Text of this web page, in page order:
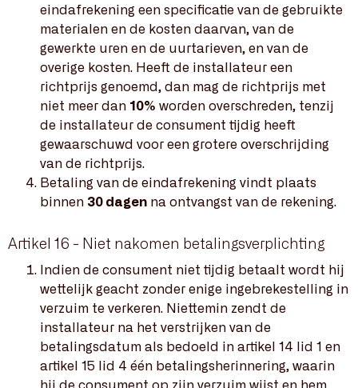
eindafrekening een specificatie van de gebruikte
materialen en de kosten daarvan, van de
gewerkte uren en de uurtarieven, en van de
overige kosten. Heeft de installateur een
richtprijs genoemd, dan mag de richtprijs met
niet meer dan 10% worden overschreden, tenzij
de installateur de consument tijdig heeft
gewaarschuwd voor een grotere overschrijding
van de richtprijs.
Betaling van de eindafrekening vindt plaats
binnen 30 dagen na ontvangst van de rekening.
Artikel 16 - Niet nakomen betalingsverplichting
Indien de consument niet tijdig betaalt wordt hij
wettelijk geacht zonder enige ingebrekestelling in
verzuim te verkeren. Niettemin zendt de
installateur na het verstrijken van de
betalingsdatum als bedoeld in artikel 14 lid 1 en
artikel 15 lid 4 één betalingsherinnering, waarin